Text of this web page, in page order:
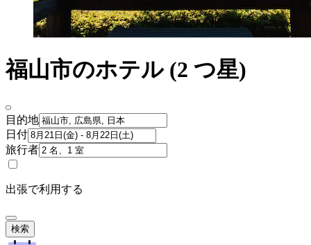
福山市のホテル (2 つ星)
目的地
日付
旅行者
出張で利用する
検索